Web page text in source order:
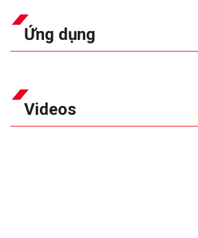
Ứng dụng
Videos